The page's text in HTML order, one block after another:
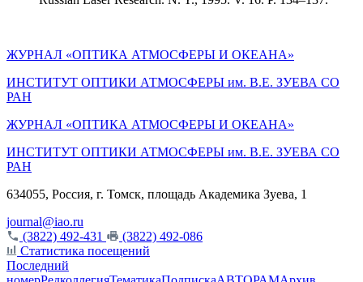
ЖУРНАЛ «ОПТИКА АТМОСФЕРЫ И ОКЕАНА»
ИНСТИТУТ ОПТИКИ АТМОСФЕРЫ им. В.Е. ЗУЕВА СО
РАН
ЖУРНАЛ «ОПТИКА АТМОСФЕРЫ И ОКЕАНА»
ИНСТИТУТ ОПТИКИ АТМОСФЕРЫ им. В.Е. ЗУЕВА СО
РАН
634055, Россия, г. Томск, площадь Академика Зуева, 1
journal@iao.ru
(3822) 492-431
(3822) 492-086
Статистика посещений
Последний